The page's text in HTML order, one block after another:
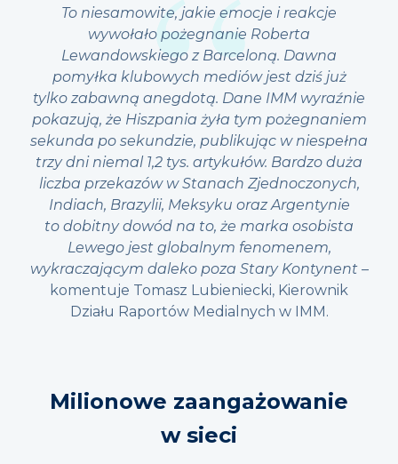
To niesamowite, jakie emocje i reakcje
wywołało pożegnanie Roberta
Lewandowskiego z Barceloną. Dawna
pomyłka klubowych mediów jest dziś już
tylko zabawną anegdotą. Dane IMM wyraźnie
pokazują, że Hiszpania żyła tym pożegnaniem
sekunda po sekundzie, publikując w niespełna
trzy dni niemal 1,2 tys. artykułów. Bardzo duża
liczba przekazów w Stanach Zjednoczonych,
Indiach, Brazylii, Meksyku oraz Argentynie
to dobitny dowód na to, że marka osobista
Lewego jest globalnym fenomenem,
wykraczającym daleko poza Stary Kontynent–
komentuje Tomasz Lubieniecki, Kierownik
Działu Raportów Medialnych w IMM.
Milionowe zaangażowanie
w sieci